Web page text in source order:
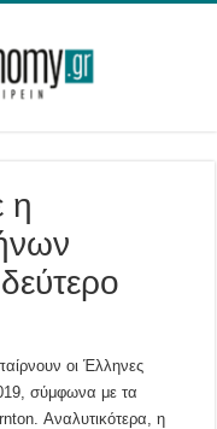
η
οι Έλληνες
σύμφωνα με τα
Αναλυτικότερα, η